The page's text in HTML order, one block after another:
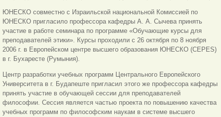
ЮНЕСКО совместно с Израильской национальной Комиссией по
ЮНЕСКО пригласило профессора кафедры А. А. Сычева принять
участие в работе семинара по программе «Обучающие курсы для
преподавателей этики». Курсы проходили с 26 октября по 8 ноября
2006 г. в Европейском центре высшего образования ЮНЕСКО (CEPES)
в г. Бухаресте (Румыния).
Центр разработки учебных программ Центрального Европейского
Университета в г. Будапеште пригласил этого же профессора кафедры
принять участие в обучающей сессии для преподавателей
философии. Сессия является частью проекта по повышению качества
учебных программ по философским наукам в системе высшего